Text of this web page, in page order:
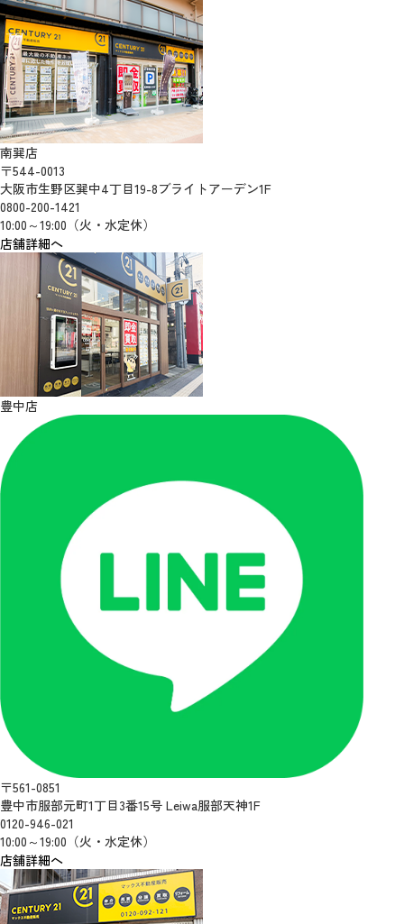
南巽店
〒544-0013
大阪市生野区巽中4丁目19-8ブライトアーデン1F
0800-200-1421
10:00～19:00（火・水定休）
店舗詳細へ
豊中店
〒561-0851
豊中市服部元町1丁目3番15号 Leiwa服部天神1F
0120-946-021
10:00～19:00（火・水定休）
店舗詳細へ